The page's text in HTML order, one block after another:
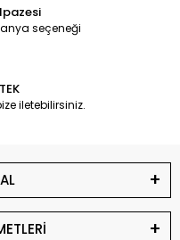
seçeneği
iletebilirsiniz.